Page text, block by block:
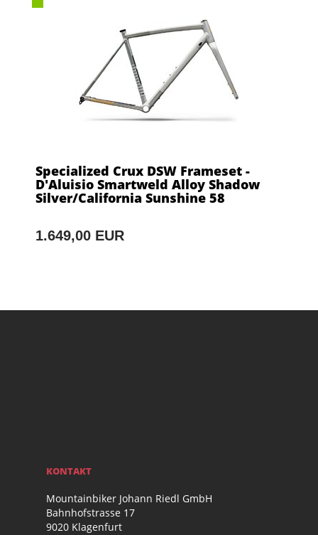
Specialized Crux DSW Frameset -
D'Aluisio Smartweld Alloy Shadow
Silver/California Sunshine 58
1.649,00 EUR
KONTAKT
Mountainbiker Johann Riedl GmbH
Bahnhofstrasse 17
9020 Klagenfurt